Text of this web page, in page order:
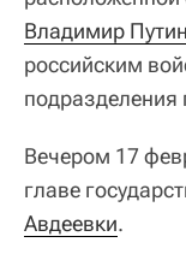
Владимир Путин
российским
подразделения
Вечером 17
главе
Авдеевки.